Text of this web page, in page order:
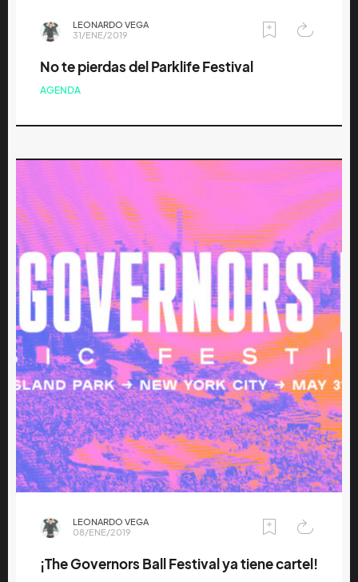
LEONARDO VEGA
31/ENE/2019
No te pierdas del Parklife Festival
AGENDA
LEONARDO VEGA
08/ENE/2019
¡The Governors Ball Festival ya tiene cartel!